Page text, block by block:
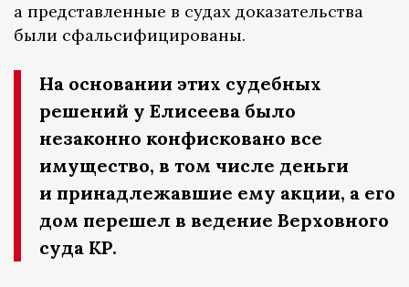
а представленные в судах доказательства
были сфальсифицированы.
На основании этих судебных
решений у Елисеева было
незаконно конфисковано все
имущество, в том числе деньги
и принадлежавшие ему акции, а его
дом перешел в ведение Верховного
суда КР.